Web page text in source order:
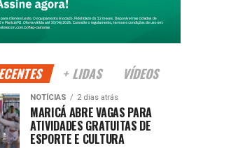
+ LIDAS VÍDEOS
NOTÍCIAS 2 dias atrás
MARICÁ ABRE VAGAS PARA
ATIVIDADES GRATUITAS DE
ESPORTE E CULTURA